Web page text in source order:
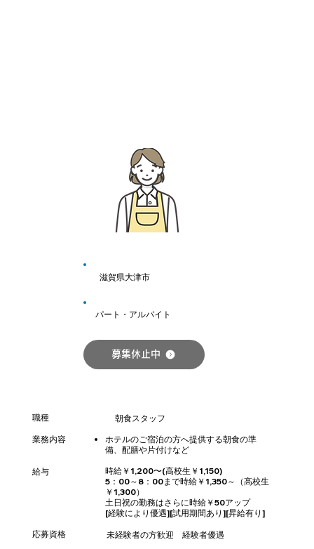
滋賀県大津市
パート・アルバイト
募集休止中
職種
朝食スタッフ
業務内容
ホテルのご宿泊の方へ提供する朝食の準
備、配膳や片付けなど
給与
時給￥1,200〜(高校生￥1,150)
5：00～8：00まで時給￥1,350～（高校生
￥1,300）
土日祝の勤務はさらに時給￥50アップ
[経験により優遇][試用期間あり][昇給有り]
応募資格
未経験者の方歓迎 経験者優遇